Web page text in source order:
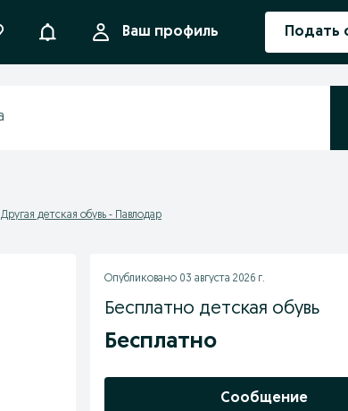
УведомленияВаш профиль Подать
Другая детская обувь - Павлодар
Опубликовано 03 августа 2026 г.
Бесплатно детская обувь
Бесплатно
Сообщение